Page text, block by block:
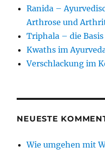
Ranida –
Arthrose und
Triphala – die
Kwaths im
Verschlackung im
NEUESTE
Wie umgehen mit